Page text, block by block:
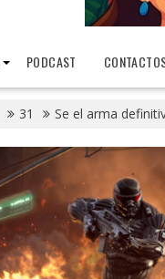
PODCAST
31 Se el arma